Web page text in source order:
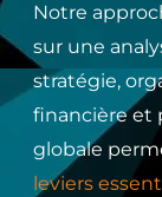
Notre
sur une
stratégie,
financière et
globale
leviers